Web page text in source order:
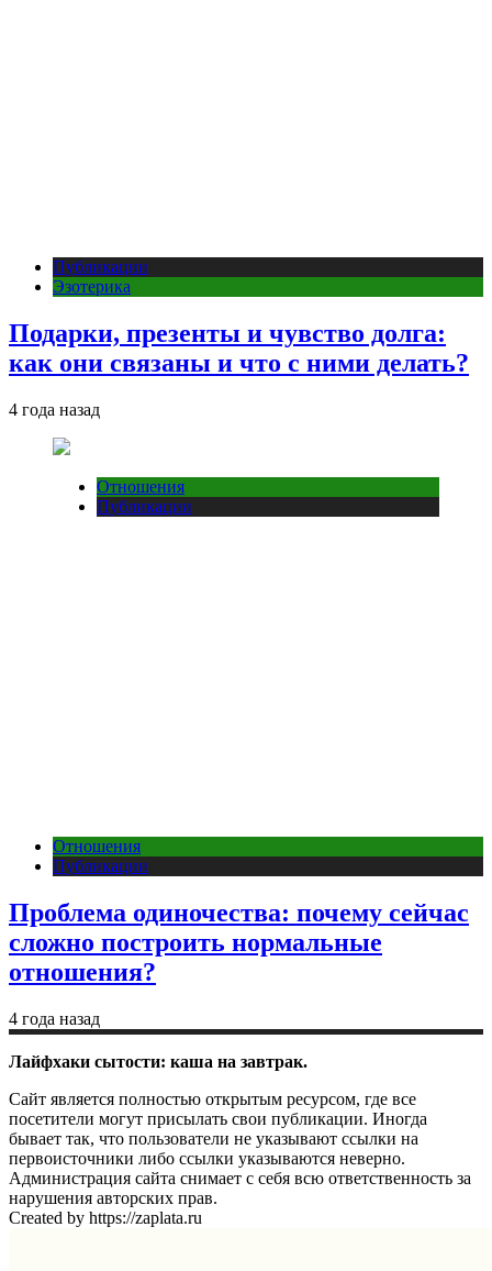
Публикации
Эзотерика
Подарки, презенты и чувство долга:
как они связаны и что с ними делать?
4 года назад
Отношения
Публикации
Отношения
Публикации
Проблема одиночества: почему сейчас
сложно построить нормальные
отношения?
4 года назад
Лайфхаки сытости: каша на завтрак.
Сайт является полностью открытым ресурсом, где все
посетители могут присылать свои публикации. Иногда
бывает так, что пользователи не указывают ссылки на
первоисточники либо ссылки указываются неверно.
Администрация сайта снимает с себя всю ответственность за
нарушения авторских прав.
Created by https://zaplata.ru